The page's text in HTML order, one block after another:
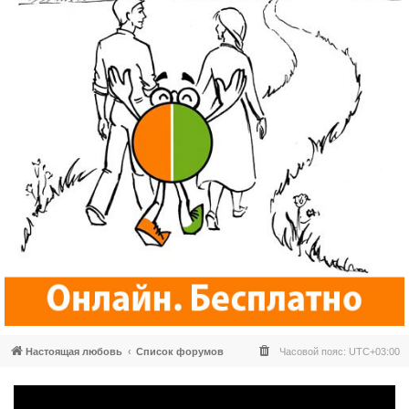
Настоящая любовь Список форумов Часовой пояс: UTC+03:00